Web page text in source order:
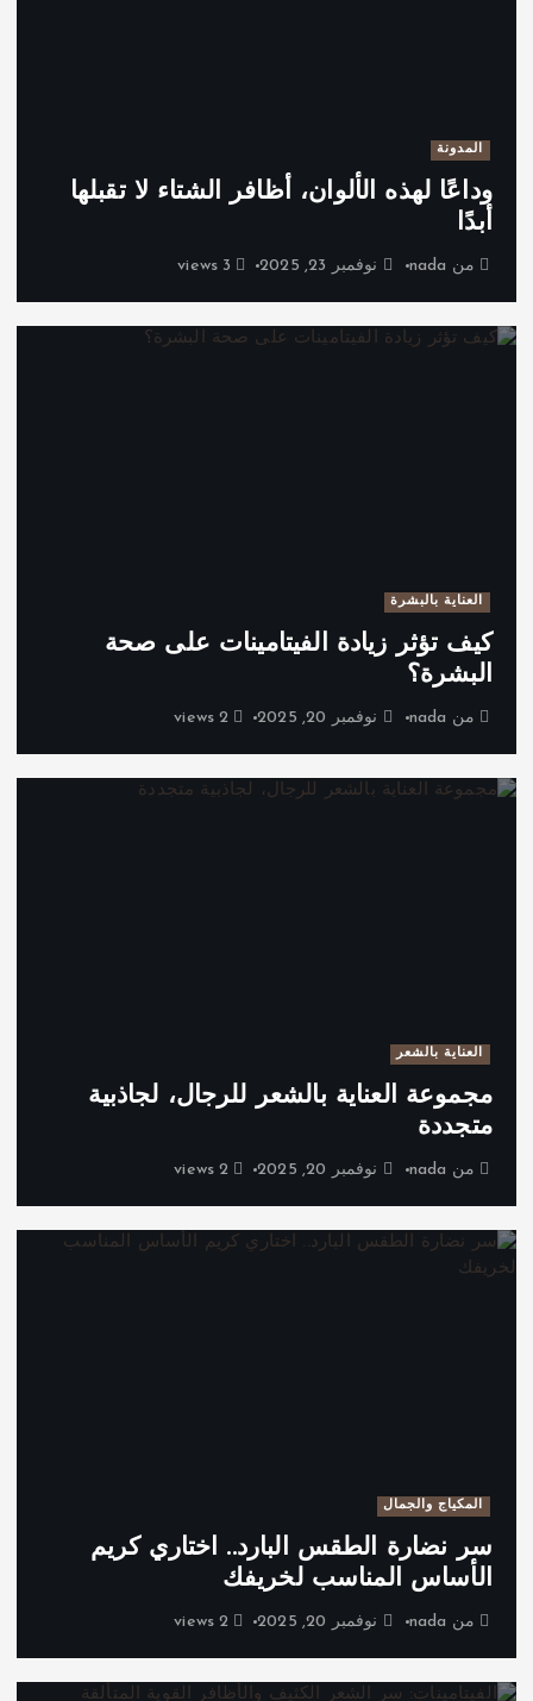
المدونة
وداعًا لهذه الألوان، أظافر الشتاء لا تقبلها
أبدًا
من nada نوفمبر 23, 2025
العناية بالبشرة
كيف تؤثر زيادة الفيتامينات على صحة
البشرة؟
من nada نوفمبر 20, 2025
العناية بالشعر
مجموعة العناية بالشعر للرجال، لجاذبية
متجددة
من nada نوفمبر 20, 2025
المكياج والجمال
سر نضارة الطقس البارد.. اختاري كريم
الأساس المناسب لخريفك
من nada نوفمبر 20, 2025